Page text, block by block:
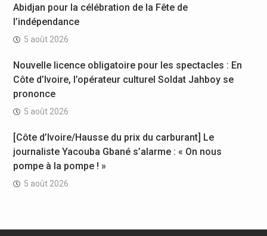
Abidjan pour la célébration de la Fête de
l’indépendance
5 août 2026
Nouvelle licence obligatoire pour les spectacles : En
Côte d’Ivoire, l’opérateur culturel Soldat Jahboy se
prononce
5 août 2026
[Côte d’Ivoire/Hausse du prix du carburant] Le
journaliste Yacouba Gbané s’alarme : « On nous
pompe à la pompe ! »
5 août 2026